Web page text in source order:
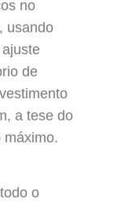
no
usando
de
a tese do
máximo.
o